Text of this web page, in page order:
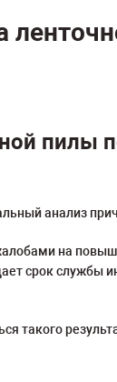
пилы
анализ
на
срок службы
такого